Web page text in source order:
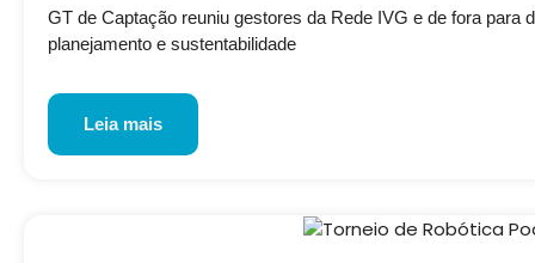
GT de Captação reuniu gestores da Rede IVG e de fora para
planejamento e sustentabilidade
Leia mais